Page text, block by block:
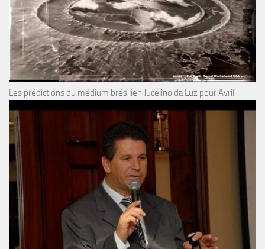
Les prédictions du médium brésilien Jucelino da Luz pour Avril